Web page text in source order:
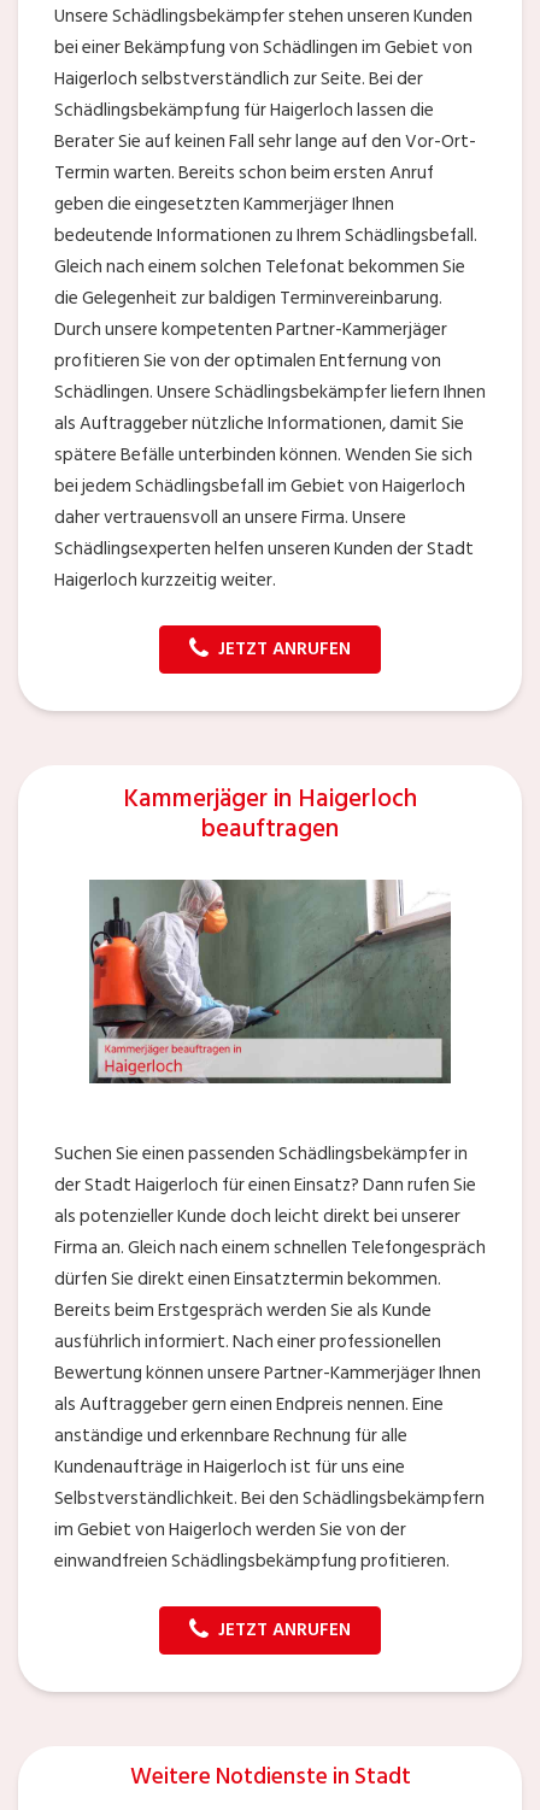
Unsere Schädlingsbekämpfer stehen unseren Kunden
bei einer Bekämpfung von Schädlingen im Gebiet von
Haigerloch selbstverständlich zur Seite. Bei der
Schädlingsbekämpfung für Haigerloch lassen die
Berater Sie auf keinen Fall sehr lange auf den Vor-Ort-
Termin warten. Bereits schon beim ersten Anruf
geben die eingesetzten Kammerjäger Ihnen
bedeutende Informationen zu Ihrem Schädlingsbefall.
Gleich nach einem solchen Telefonat bekommen Sie
die Gelegenheit zur baldigen Terminvereinbarung.
Durch unsere kompetenten Partner-Kammerjäger
profitieren Sie von der optimalen Entfernung von
Schädlingen. Unsere Schädlingsbekämpfer liefern Ihnen
als Auftraggeber nützliche Informationen, damit Sie
spätere Befälle unterbinden können. Wenden Sie sich
bei jedem Schädlingsbefall im Gebiet von Haigerloch
daher vertrauensvoll an unsere Firma. Unsere
Schädlingsexperten helfen unseren Kunden der Stadt
Haigerloch kurzzeitig weiter.
JETZT ANRUFEN
Kammerjäger in Haigerloch
beauftragen
Suchen Sie einen passenden Schädlingsbekämpfer in
der Stadt Haigerloch für einen Einsatz? Dann rufen Sie
als potenzieller Kunde doch leicht direkt bei unserer
Firma an. Gleich nach einem schnellen Telefongespräch
dürfen Sie direkt einen Einsatztermin bekommen.
Bereits beim Erstgespräch werden Sie als Kunde
ausführlich informiert. Nach einer professionellen
Bewertung können unsere Partner-Kammerjäger Ihnen
als Auftraggeber gern einen Endpreis nennen. Eine
anständige und erkennbare Rechnung für alle
Kundenaufträge in Haigerloch ist für uns eine
Selbstverständlichkeit. Bei den Schädlingsbekämpfern
im Gebiet von Haigerloch werden Sie von der
einwandfreien Schädlingsbekämpfung profitieren.
JETZT ANRUFEN
Weitere Notdienste in Stadt